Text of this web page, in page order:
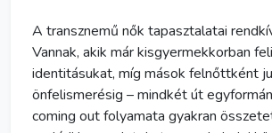
A transznemű nők tapasztalatai
Vannak, akik már kisgyermekkorban
identitásukat, míg mások felnőttként
önfelismerésig – mindkét út
coming outfolyamata gyakran